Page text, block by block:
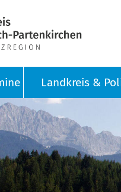
Landkreis &